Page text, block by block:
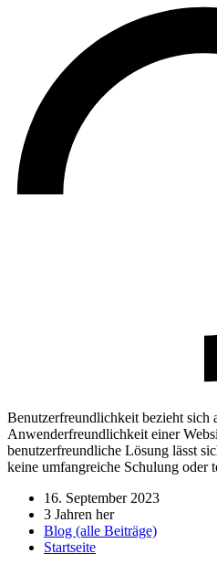
Benutzerfreundlichkeit bezieht sich
Anwenderfreundlichkeit einer
benutzerfreundliche Lösung lässt
keine umfangreiche Schulung oder
16. September 2023
3 Jahren her
Blog (alle Beiträge)
Startseite